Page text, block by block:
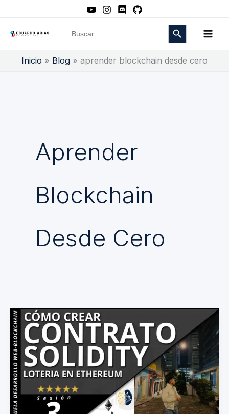
contenido
Buscar: Botón de búsqueda
Inicio Blog aprender blockchain desde cero
Aprender
Blockchain
Desde Cero
Cómo
crear
contrato
solidity:
lotería
en
ethereum